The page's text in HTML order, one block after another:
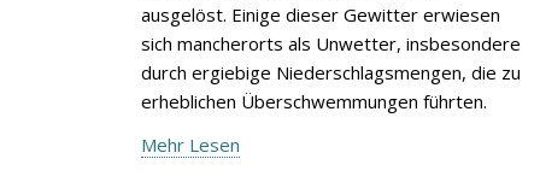
ausgelöst. Einige dieser Gewitter erwiesen
sich mancherorts als Unwetter, insbesondere
durch ergiebige Niederschlagsmengen, die zu
erheblichen Überschwemmungen führten.
Mehr Lesen